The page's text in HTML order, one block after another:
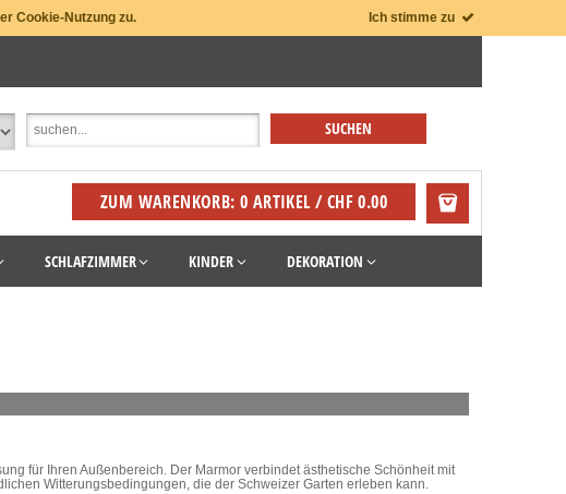
Cookie-Nutzung zu. Ich stimme zu
ZUM WARENKORB: 0 ARTIKEL / CHF 0.00
SCHLAFZIMMER KINDER DEKORATION
für Ihren Außenbereich. Der Marmor verbindet ästhetische Schönheit mit
Witterungsbedingungen, die der Schweizer Garten erleben kann.